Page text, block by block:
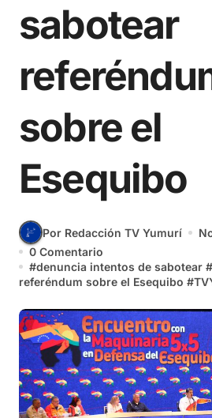
sabotear
sobre el
Esequibo
Por Redacción TV Yumurí
0 Comentario
#denuncia intentos de sabotear #
referéndum sobre el Esequibo #